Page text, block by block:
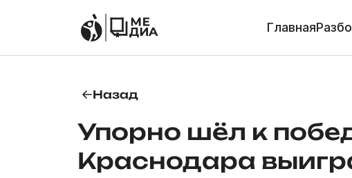
Главная
Назад
Упорно шёл к
Краснодара